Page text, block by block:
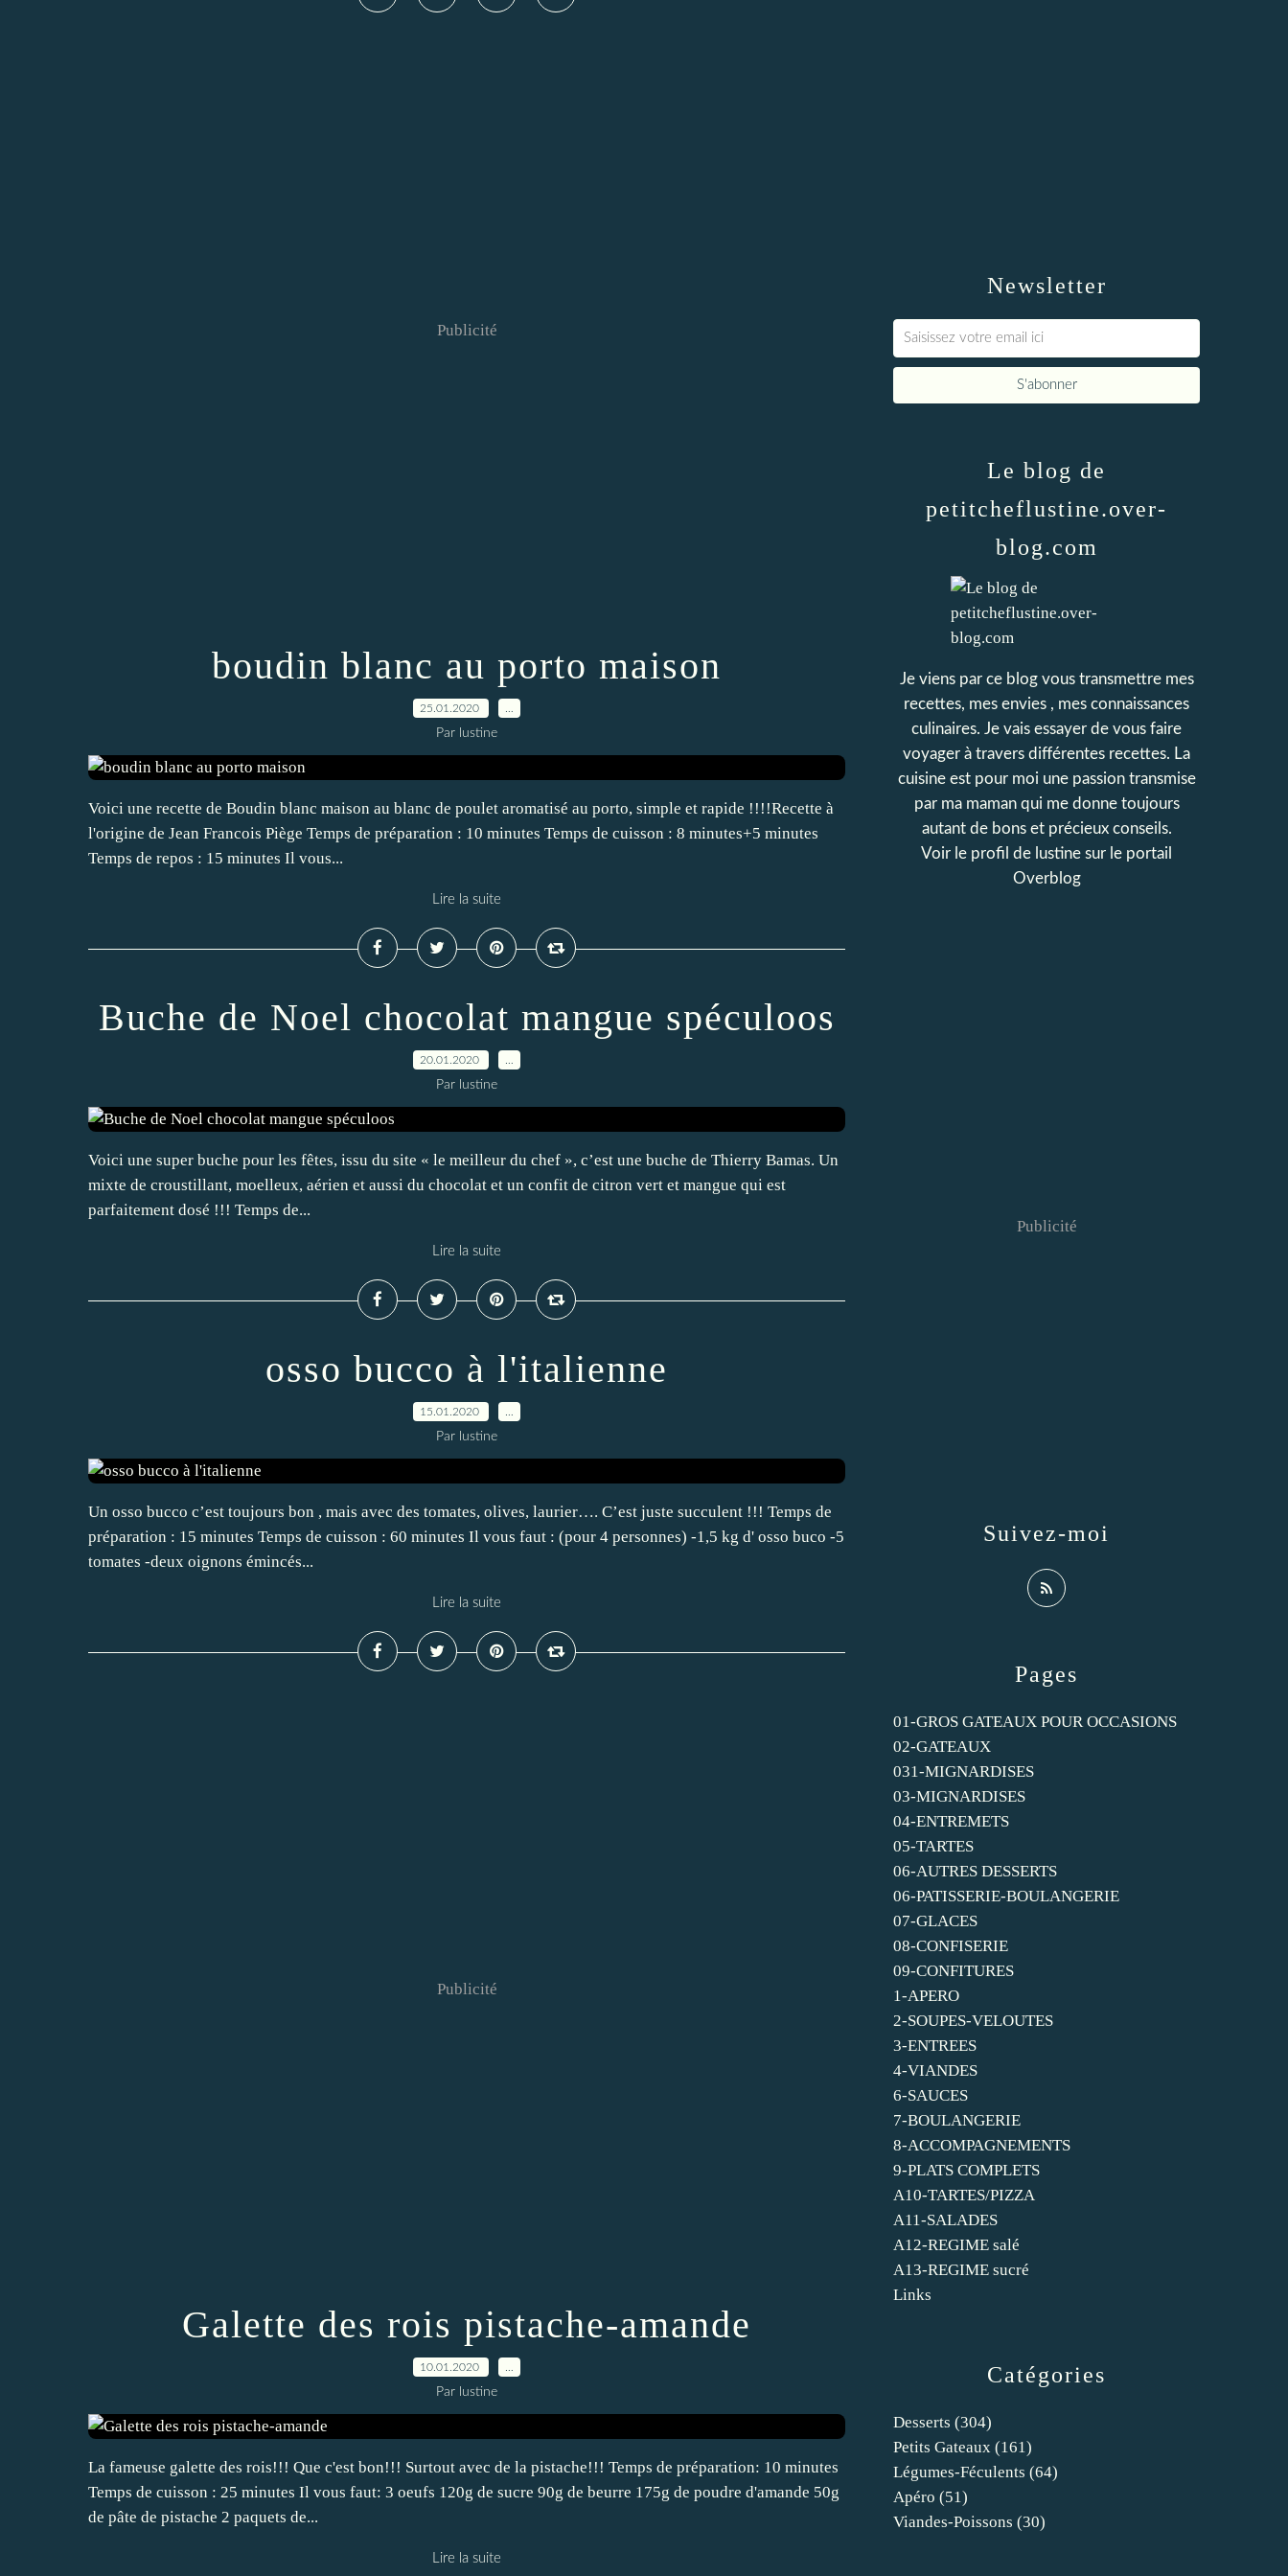
Publicité
boudin blanc au porto maison
25.01.2020
Par lustine
Voici une recette de Boudin blanc maison au blanc de poulet aromatisé au porto, simple et rapide !!!!Recette à
l'origine de Jean Francois Piège Temps de préparation : 10 minutes Temps de cuisson : 8 minutes+5 minutes
Temps de repos : 15 minutes Il vous...
Lire la suite
Buche de Noel chocolat mangue spéculoos
20.01.2020
Par lustine
Voici une super buche pour les fêtes, issu du site « le meilleur du chef », c’est une buche de Thierry Bamas. Un
mixte de croustillant, moelleux, aérien et aussi du chocolat et un confit de citron vert et mangue qui est
parfaitement dosé !!! Temps de...
Lire la suite
osso bucco à l'italienne
15.01.2020
Par lustine
Un osso bucco c’est toujours bon , mais avec des tomates, olives, laurier…. C’est juste succulent !!! Temps de
préparation : 15 minutes Temps de cuisson : 60 minutes Il vous faut : (pour 4 personnes) -1,5 kg d' osso buco -5
tomates -deux oignons émincés...
Lire la suite
Publicité
Galette des rois pistache-amande
10.01.2020
Par lustine
La fameuse galette des rois!!! Que c'est bon!!! Surtout avec de la pistache!!! Temps de préparation: 10 minutes
Temps de cuisson : 25 minutes Il vous faut: 3 oeufs 120g de sucre 90g de beurre 175g de poudre d'amande 50g
de pâte de pistache 2 paquets de...
Lire la suite
Newsletter
Catégories
Desserts (304)
Petits Gateaux (161)
Légumes-Féculents (64)
Apéro (51)
Viandes-Poissons (30)
Pages
01-GROS GATEAUX POUR OCCASIONS
02-GATEAUX
031-MIGNARDISES
03-MIGNARDISES
04-ENTREMETS
05-TARTES
06-AUTRES DESSERTS
06-PATISSERIE-BOULANGERIE
07-GLACES
08-CONFISERIE
09-CONFITURES
1-APERO
2-SOUPES-VELOUTES
3-ENTREES
4-VIANDES
6-SAUCES
7-BOULANGERIE
8-ACCOMPAGNEMENTS
9-PLATS COMPLETS
A10-TARTES/PIZZA
A11-SALADES
A12-REGIME salé
A13-REGIME sucré
Links
Le blog de
petitcheflustine.over-
blog.com
Je viens par ce blog vous transmettre mes
recettes, mes envies , mes connaissances
culinaires. Je vais essayer de vous faire
voyager à travers différentes recettes. La
cuisine est pour moi une passion transmise
par ma maman qui me donne toujours
autant de bons et précieux conseils.
Voir le profil de lustine sur le portail
Overblog
Suivez-moi
Publicité